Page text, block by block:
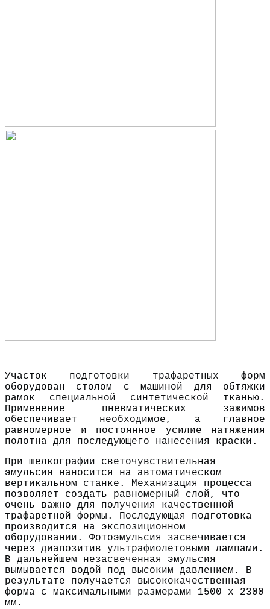
Участок подготовки трафаретных форм
оборудован столом с машиной для обтяжки
рамок специальной синтетической тканью.
Применение пневматических зажимов
обеспечивает необходимое, а главное
равномерное и постоянное усилие натяжения
полотна для последующего нанесения краски.
При шелкографии светочувствительная
эмульсия наносится на автоматическом
вертикальном станке. Механизация процесса
позволяет создать равномерный слой, что
очень важно для получения качественной
трафаретной формы. Последующая подготовка
производится на экспозиционном
оборудовании. Фотоэмульсия засвечивается
через диапозитив ультрафиолетовыми лампами.
В дальнейшем незасвеченная эмульсия
вымывается водой под высоким давлением. В
результате получается высококачественная
форма с максимальными размерами 1500 х 2300
мм.